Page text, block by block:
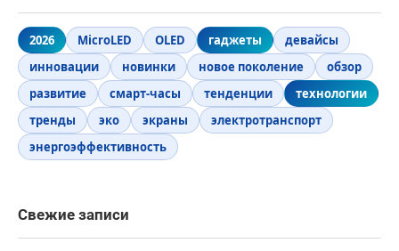
2026 MicroLED OLED гаджеты
девайсы
инновации
новинки новое поколение
обзор
развитие
смарт-часы тенденции
технологии
тренды
эко экраны
электротранспорт
энергоэффективность
Свежие записи